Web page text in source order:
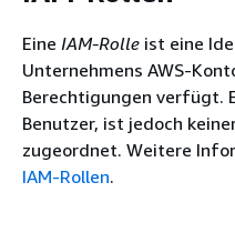
Eine IAM-Rolle ist eine
Unternehmens AWS-
Berechtigungen verfügt.
Benutzer, ist jedoch
zugeordnet. Weitere
IAM-Rollen.